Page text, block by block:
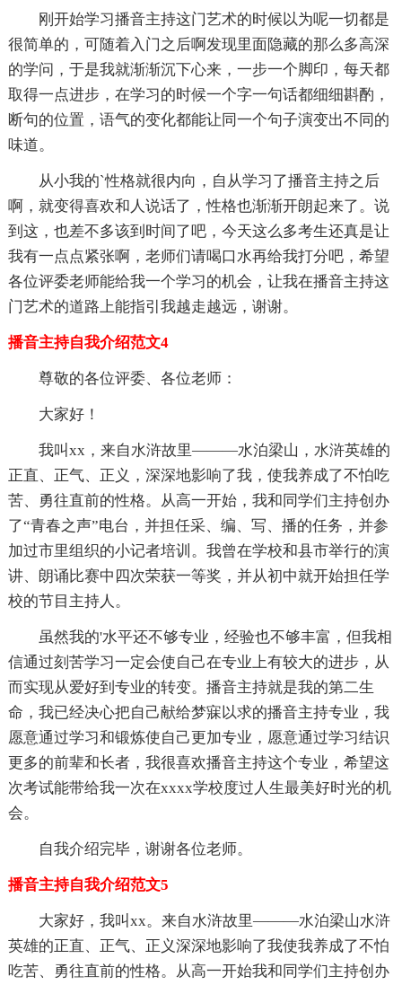
刚开始学习播音主持这门艺术的时候以为呢一切都是
很简单的，可随着入门之后啊发现里面隐藏的那么多高深
的学问，于是我就渐渐沉下心来，一步一个脚印，每天都
取得一点进步，在学习的时候一个字一句话都细细斟酌，
断句的位置，语气的变化都能让同一个句子演变出不同的
味道。
从小我的`性格就很内向，自从学习了播音主持之后
啊，就变得喜欢和人说话了，性格也渐渐开朗起来了。说
到这，也差不多该到时间了吧，今天这么多考生还真是让
我有一点点紧张啊，老师们请喝口水再给我打分吧，希望
各位评委老师能给我一个学习的机会，让我在播音主持这
门艺术的道路上能指引我越走越远，谢谢。
播音主持自我介绍范文4
尊敬的各位评委、各位老师：
大家好！
我叫xx，来自水浒故里———水泊梁山，水浒英雄的
正直、正气、正义，深深地影响了我，使我养成了不怕吃
苦、勇往直前的性格。从高一开始，我和同学们主持创办
了“青春之声”电台，并担任采、编、写、播的任务，并参
加过市里组织的小记者培训。我曾在学校和县市举行的演
讲、朗诵比赛中四次荣获一等奖，并从初中就开始担任学
校的节目主持人。
虽然我的'水平还不够专业，经验也不够丰富，但我相
信通过刻苦学习一定会使自己在专业上有较大的进步，从
而实现从爱好到专业的转变。播音主持就是我的第二生
命，我已经决心把自己献给梦寐以求的播音主持专业，我
愿意通过学习和锻炼使自己更加专业，愿意通过学习结识
更多的前辈和长者，我很喜欢播音主持这个专业，希望这
次考试能带给我一次在xxxx学校度过人生最美好时光的机
会。
自我介绍完毕，谢谢各位老师。
播音主持自我介绍范文5
大家好，我叫xx。来自水浒故里———水泊梁山水浒
英雄的正直、正气、正义深深地影响了我使我养成了不怕
吃苦、勇往直前的性格。从高一开始我和同学们主持创办